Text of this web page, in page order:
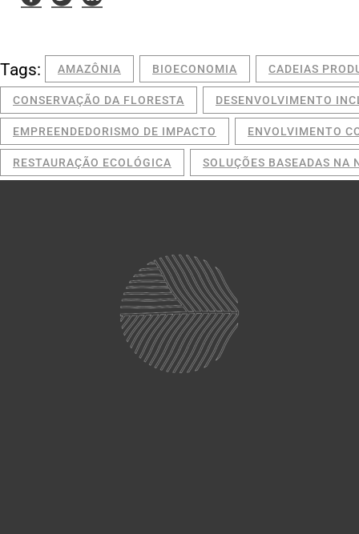
Tags: AMAZÔNIA BIOECONOMIA CADEIAS
CONSERVAÇÃO DA FLORESTA DESENVOLVIMENTO
EMPREENDEDORISMO DE IMPACTO ENVOLVIMENTO
RESTAURAÇÃO ECOLÓGICA SOLUÇÕES BASEADAS NA